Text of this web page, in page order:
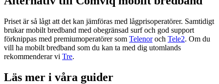
Priset är så lågt att det kan jämföras med lågprisoperatörer. Samtidigt
brukar mobilt bredband med obegränsad surf och god support
förknippas med premiumoperatörer som Telenoroch Tele2. Om du
vill ha mobilt bredband som du kan ta med dig utomlands
rekommenderar vi Tre.
Läs mer i våra guider